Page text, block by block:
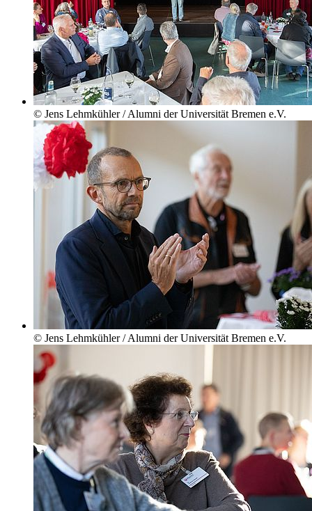
© Jens Lehmkühler / Alumni der Universität Bremen e.V.
© Jens Lehmkühler / Alumni der Universität Bremen e.V.